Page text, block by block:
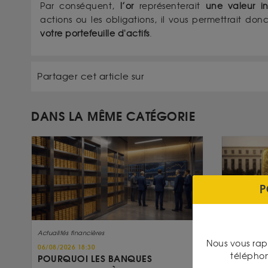
Par conséquent, l’orreprésenterait une valeur
actions ou les obligations, il vous permettrait
votre portefeuille d'actifs.
Partager cet article sur
DANS LA MÊME CATÉGORIE
Actualités financières
06/08/2026 18:30
POURQUOI LES BANQUES
03/08/2026
OR ET
Nous vous